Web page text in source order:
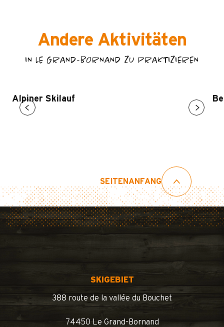
Andere Aktivitäten
IN LE GRAND-BORNAND ZU PRAKTIZIEREN
Alpiner Skilauf
SEITENANFANG
SKIGEBIET
388 route de la vallée du Bouchet
74450 Le Grand-Bornand